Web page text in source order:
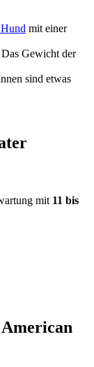
mit einer
Gewicht der
sind etwas
mit11 bis